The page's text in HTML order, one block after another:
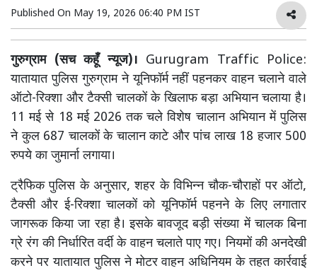
Published On May 19, 2026 06:40 PM IST
गुरुग्राम (सच कहूँ न्यूज)। Gurugram Traffic Police:
यातायात पुलिस गुरुग्राम ने यूनिफॉर्म नहीं पहनकर वाहन चलाने वाले
ऑटो-रिक्शा और टैक्सी चालकों के खिलाफ बड़ा अभियान चलाया है।
11 मई से 18 मई 2026 तक चले विशेष चालान अभियान में पुलिस
ने कुल 687 चालकों के चालान काटे और पांच लाख 18 हजार 500
रुपये का जुमार्ना लगाया।
ट्रैफिक पुलिस के अनुसार, शहर के विभिन्न चौक-चौराहों पर ऑटो,
टैक्सी और ई-रिक्शा चालकों को यूनिफॉर्म पहनने के लिए लगातार
जागरूक किया जा रहा है। इसके बावजूद बड़ी संख्या में चालक बिना
ग्रे रंग की निर्धारित वर्दी के वाहन चलाते पाए गए। नियमों की अनदेखी
करने पर यातायात पुलिस ने मोटर वाहन अधिनियम के तहत कार्रवाई